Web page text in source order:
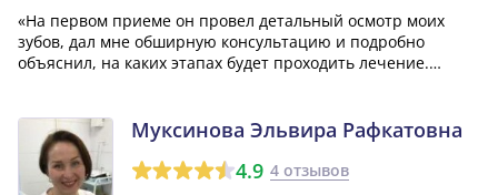
«На первом приеме он провел детальный осмотр моих
зубов, дал мне обширную консультацию и подробно
объяснил, на каких этапах будет проходить лечение.
решила продолжать лечение у него, по...»
Муксинова Эльвира Рафкатовна
4.9 4 отзывов